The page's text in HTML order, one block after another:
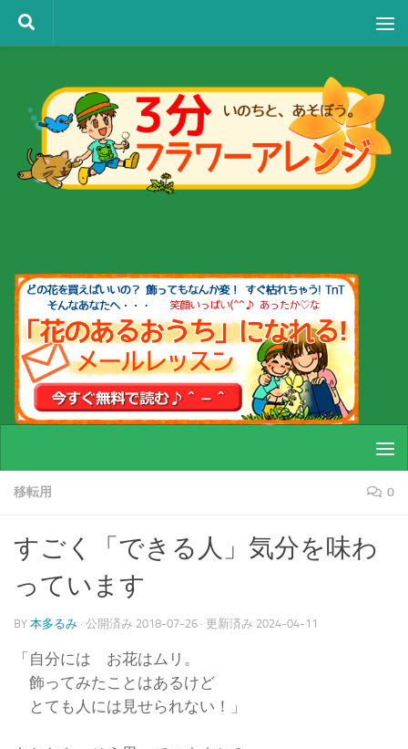
コンテンツへスキップ
移転用 0
すごく「できる人」気分を味わ
っています
BY 本多るみ · 公開済み 2018-07-26 · 更新済み 2024-04-11
「自分には お花はムリ。
飾ってみたことはあるけど
とても人には見せられない！」